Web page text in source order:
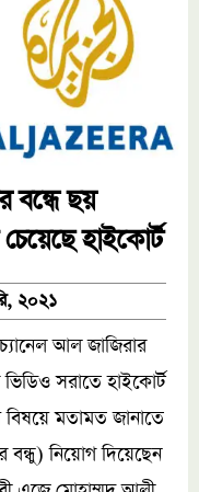
বন্ধে ছয়
হাইকোর্ট
২০২১
আল জাজিরার
সরাতে হাইকোর্ট
মতামত জানাতে
নিয়োগ দিয়েছেন